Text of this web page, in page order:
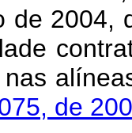
de 2004,
nas
de